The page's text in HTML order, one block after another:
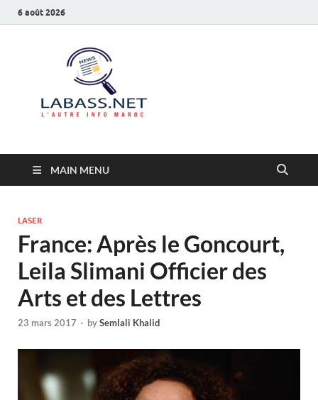
6 août 2026
MAIN MENU
LASER
France: Après le Goncourt,
Leila Slimani Officier des
Arts et des Lettres
23 mars 2017 - bySemlali Khalid